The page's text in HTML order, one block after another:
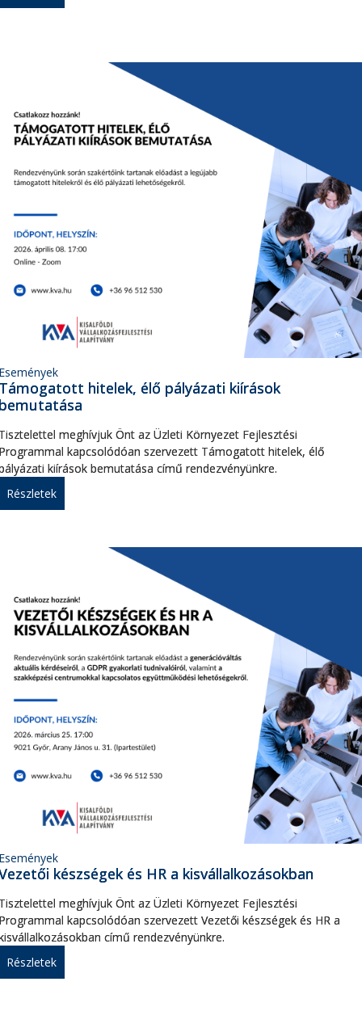
hitelek, élő pályázati kiírások
meghívjuk Önt az Üzleti Környezet Fejlesztési
kapcsolódóan szervezett Támogatott hitelek, élő
kiírások bemutatása című rendezvényünkre.
Részletek
készségek és HR a kisvállalkozásokban
meghívjuk Önt az Üzleti Környezet Fejlesztési
kapcsolódóan szervezett Vezetői készségek és HR a
című rendezvényünkre.
Részletek